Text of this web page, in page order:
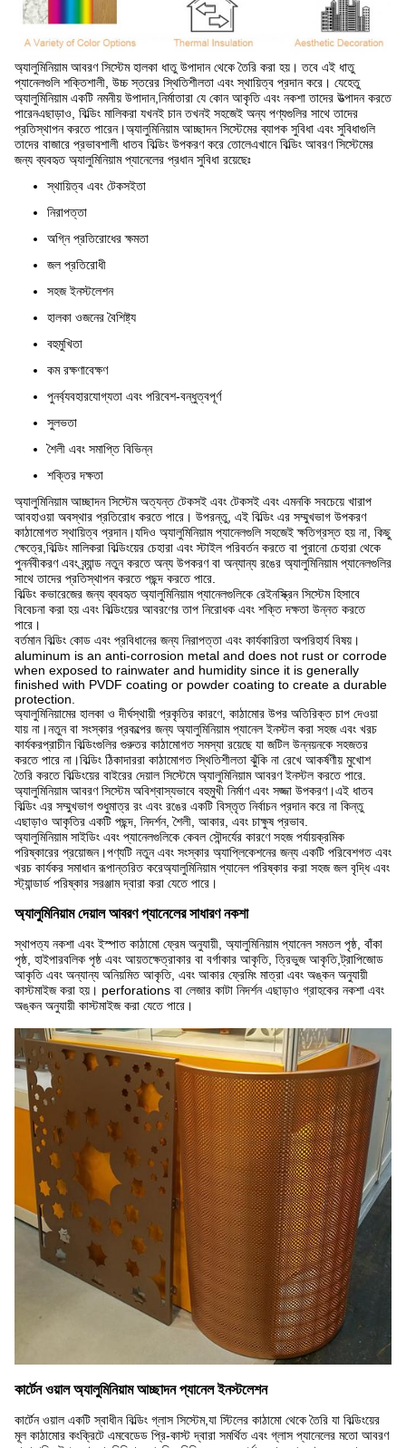
অ্যালুমিনিয়াম আবরণ সিস্টেম হালকা ধাতু উপাদান থেকে তৈরি করা হয়। তবে এই ধাতু
প্যানেলগুলি শক্তিশালী, উচ্চ স্তরের স্থিতিশীলতা এবং স্থায়িত্ব প্রদান করে। যেহেতু
অ্যালুমিনিয়াম একটি নমনীয় উপাদান,নির্মাতারা যে কোন আকৃতি এবং নকশা তাদের উত্পাদন করতে
পারেনএছাড়াও, বিল্ডিং মালিকরা যখনই চান তখনই সহজেই অন্য পণ্যগুলির সাথে তাদের
প্রতিস্থাপন করতে পারেন।অ্যালুমিনিয়াম আচ্ছাদন সিস্টেমের ব্যাপক সুবিধা এবং সুবিধাগুলি
তাদের বাজারে প্রভাবশালী ধাতব বিল্ডিং উপকরণ করে তোলেএখানে বিল্ডিং আবরণ সিস্টেমের
জন্য ব্যবহৃত অ্যালুমিনিয়াম প্যানেলের প্রধান সুবিধা রয়েছেঃ
স্থায়িত্ব এবং টেকসইতা
নিরাপত্তা
অগ্নি প্রতিরোধের ক্ষমতা
জল প্রতিরোধী
সহজ ইনস্টলেশন
হালকা ওজনের বৈশিষ্ট্য
বহুমুখিতা
কম রক্ষণাবেক্ষণ
পুনর্ব্যবহারযোগ্যতা এবং পরিবেশ-বন্ধুত্বপূর্ণ
সুলভতা
শৈলী এবং সমাপ্তি বিভিন্ন
শক্তির দক্ষতা
অ্যালুমিনিয়াম আচ্ছাদন সিস্টেম অত্যন্ত টেকসই এবং টেকসই এবং এমনকি সবচেয়ে খারাপ
আবহাওয়া অবস্থার প্রতিরোধ করতে পারে। উপরন্তু, এই বিল্ডিং এর সম্মুখভাগ উপকরণ
কাঠামোগত স্থায়িত্ব প্রদান।যদিও অ্যালুমিনিয়াম প্যানেলগুলি সহজেই ক্ষতিগ্রস্ত হয় না, কিছু
ক্ষেত্রে,বিল্ডিং মালিকরা বিল্ডিংয়ের চেহারা এবং স্টাইল পরিবর্তন করতে বা পুরানো চেহারা থেকে
পুনর্নবীকরণ এবং ব্র্যান্ড নতুন করতে অন্য উপকরণ বা অন্যান্য রঙের অ্যালুমিনিয়াম প্যানেলগুলির
সাথে তাদের প্রতিস্থাপন করতে পছন্দ করতে পারে.
বিল্ডিং কভারেজের জন্য ব্যবহৃত অ্যালুমিনিয়াম প্যানেলগুলিকে রেইনস্ক্রিন সিস্টেম হিসাবে
বিবেচনা করা হয় এবং বিল্ডিংয়ের আবরণের তাপ নিরোধক এবং শক্তি দক্ষতা উন্নত করতে
পারে।
বর্তমান বিল্ডিং কোড এবং প্রবিধানের জন্য নিরাপত্তা এবং কার্যকারিতা অপরিহার্য বিষয়।
aluminum is an anti-corrosion metal and does not rust or corrode
when exposed to rainwater and humidity since it is generally
finished with PVDF coating or powder coating to create a durable
protection.
অ্যালুমিনিয়ামের হালকা ও দীর্ঘস্থায়ী প্রকৃতির কারণে, কাঠামোর উপর অতিরিক্ত চাপ দেওয়া
যায় না।নতুন বা সংস্কার প্রকল্পের জন্য অ্যালুমিনিয়াম প্যানেল ইনস্টল করা সহজ এবং খরচ
কার্যকরপ্রাচীন বিল্ডিংগুলির গুরুতর কাঠামোগত সমস্যা রয়েছে যা জটিল উন্নয়নকে সহজতর
করতে পারে না।বিল্ডিং ঠিকাদাররা কাঠামোগত স্থিতিশীলতা ঝুঁকি না রেখে আকর্ষণীয় মুখোশ
তৈরি করতে বিল্ডিংয়ের বাইরের দেয়াল সিস্টেমে অ্যালুমিনিয়াম আবরণ ইনস্টল করতে পারে.
অ্যালুমিনিয়াম আবরণ সিস্টেম অবিশ্বাস্যভাবে বহুমুখী নির্মাণ এবং সজ্জা উপকরণ।এই ধাতব
বিল্ডিং এর সম্মুখভাগ শুধুমাত্র রং এবং রঙের একটি বিস্তৃত নির্বাচন প্রদান করে না কিন্তু
এছাড়াও আকৃতির একটি পছন্দ, নিদর্শন, শৈলী, আকার, এবং চাক্ষুষ প্রভাব.
অ্যালুমিনিয়াম সাইডিং এবং প্যানেলগুলিকে কেবল সৌন্দর্যের কারণে সহজ পর্যায়ক্রমিক
পরিষ্কারের প্রয়োজন।পণ্যটি নতুন এবং সংস্কার অ্যাপ্লিকেশনের জন্য একটি পরিবেশগত এবং
খরচ কার্যকর সমাধান রূপান্তরিত করেঅ্যালুমিনিয়াম প্যানেল পরিষ্কার করা সহজ জল বৃদ্ধি এবং
স্ট্যান্ডার্ড পরিষ্কার সরঞ্জাম দ্বারা করা যেতে পারে।
অ্যালুমিনিয়াম দেয়াল আবরণ প্যানেলের সাধারণ নকশা
স্থাপত্য নকশা এবং ইস্পাত কাঠামো ফ্রেম অনুযায়ী, অ্যালুমিনিয়াম প্যানেল সমতল পৃষ্ঠ, বাঁকা
পৃষ্ঠ, হাইপারবলিক পৃষ্ঠ এবং আয়তক্ষেত্রাকার বা বর্গাকার আকৃতি, ত্রিভুজ আকৃতি,ট্রাপিজোড
আকৃতি এবং অন্যান্য অনিয়মিত আকৃতি, এবং আকার ফ্রেমিং মাত্রা এবং অঙ্কন অনুযায়ী
কাস্টমাইজ করা হয়। perforations বা লেজার কাটা নিদর্শন এছাড়াও গ্রাহকের নকশা এবং
অঙ্কন অনুযায়ী কাস্টমাইজ করা যেতে পারে।
কার্টেন ওয়াল অ্যালুমিনিয়াম আচ্ছাদন প্যানেল ইনস্টলেশন
কার্টেন ওয়াল একটি স্বাধীন বিল্ডিং গ্লাস সিস্টেম,যা স্টিলের কাঠামো থেকে তৈরি যা বিল্ডিংয়ের
মূল কাঠামোর কংক্রিটে এমবেডেড প্রি-কাস্ট দ্বারা সমর্থিত এবং গ্লাস প্যানেলের মতো আবরণ